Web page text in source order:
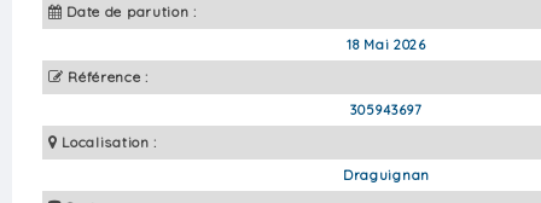
Date de parution :
18 Mai 2026
Référence :
305943697
Localisation :
Draguignan